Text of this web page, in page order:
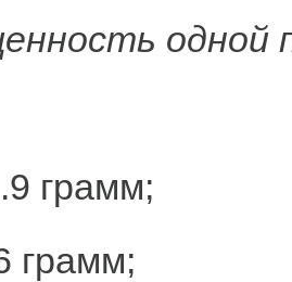
одной
грамм;
грамм;